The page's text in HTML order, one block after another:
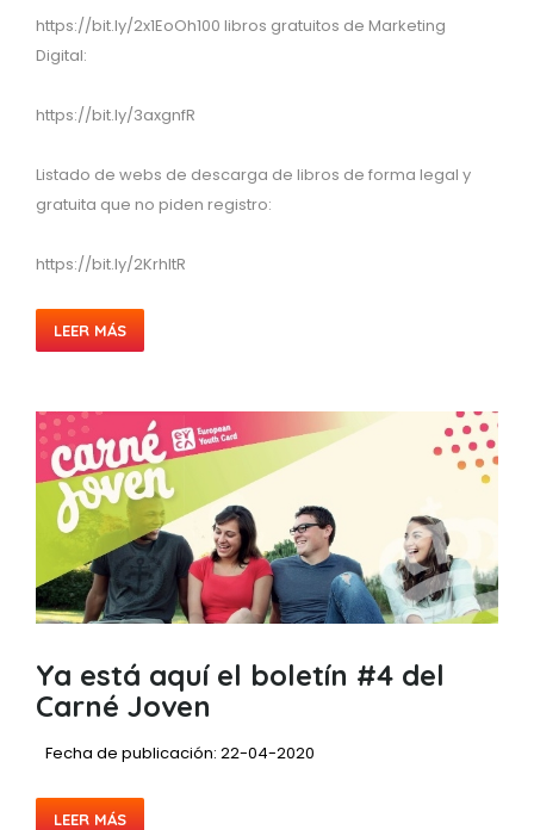
https://bit.ly/2x1EoOh100 libros gratuitos de Marketing
Digital:
https://bit.ly/3axgnfR
Listado de webs de descarga de libros de forma legal y
gratuita que no piden registro:
https://bit.ly/2KrhItR
LEER MÁS
Ya está aquí el boletín #4 del
Carné Joven
Fecha de publicación: 22-04-2020
LEER MÁS